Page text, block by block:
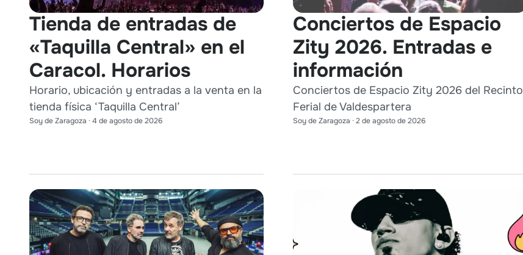
Tienda de entradas de
«Taquilla Central» en el
Caracol. Horarios
Horario, ubicación y entradas a la venta en la
tienda física ‘Taquilla Central’
Soy de Zaragoza · 4 de agosto de 2026
Conciertos de Espacio
Zity 2026. Entradas e
información
Conciertos de Espacio Zity 2026 del Recinto
Ferial de Valdespartera
Soy de Zaragoza · 2 de agosto de 2026